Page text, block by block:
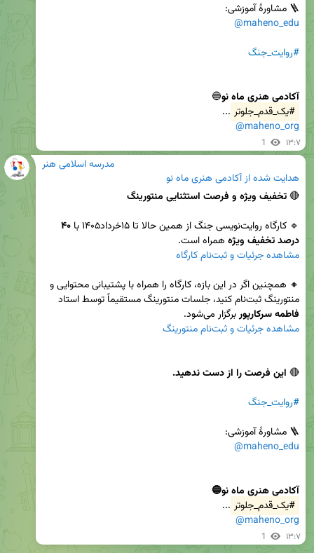
🪜 مشاورۀ آموزشی:
@maheno_edu
#روایت_جنگ
آکادمی هنری ماه نو🔵
#یک_قدم_جلوتر ...
@maheno_org
1 ۱۳:۷
مدرسه اسلامی هنر
هدایت شده ازآکادمی هنری ماه نو
🔴 تخفیف ویژه و فرصت استثنایی منتورینگ
🔹 کارگاه روایت‌نویسی جنگ از همین حالا تا ۱۵خرداد۱۴۰۵ با
درصد تخفیف ویژه همراه است.
مشاهده جرئیات و ثبت‌نام کارگاه
منتورینگ ثبت‌نام کنید، جلسات منتورینگ مستقیماً توسط استاد
فاطمه سرکارپور برگزار می‌شود.
مشاهده جرئیات و ثبت‌نام منتورینگ
🔴 این فرصت را از دست ندهید.
#روایت_جنگ
🪜 مشاورۀ آموزشی:
@maheno_edu
آکادمی هنری ماه نو🔵
#یک_قدم_جلوتر ...
@maheno_org
1 ۱۳:۷